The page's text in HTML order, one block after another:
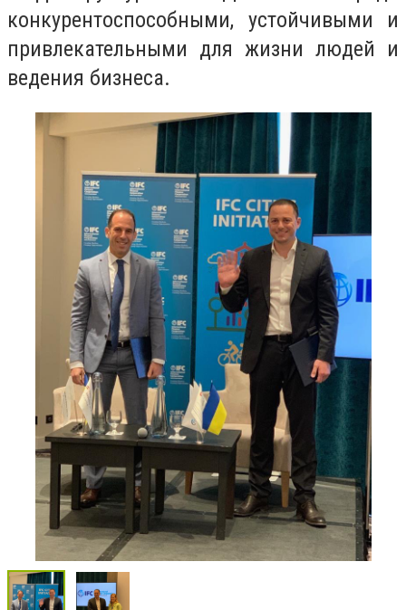
конкурентоспособными, устойчивыми и
привлекательными для жизни людей и
ведения бизнеса.